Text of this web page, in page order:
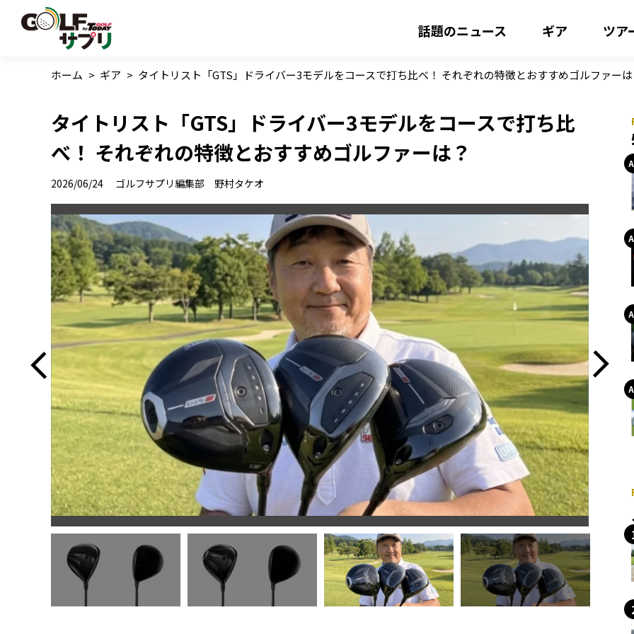
話題のニュース ギア ツア
ホーム > ギア > タイトリスト「GTS」ドライバー3モデルをコースで打ち比べ！ それぞれの特徴とおすすめゴルファー
タイトリスト「GTS」ドライバー3モデルをコースで打ち比
べ！ それぞれの特徴とおすすめゴルファーは？
2026/06/24 ゴルフサプリ編集部 野村タケオ